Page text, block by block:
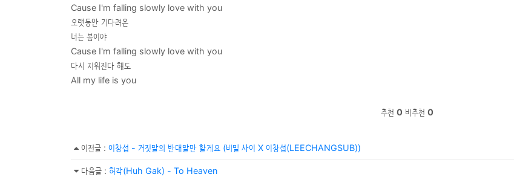
Cause I'm falling slowly love with you
오랫동안 기다려온
너는 봄이야
Cause I'm falling slowly love with you
다시 지워진다 해도
All my life is you
추천 0 비추천 0
이전글 : 이창섭 - 거짓말의 반대말만 할게요 (비밀 사이 X 이창섭(LEECHANGSUB))
다음글 : 허각(Huh Gak) - To Heaven